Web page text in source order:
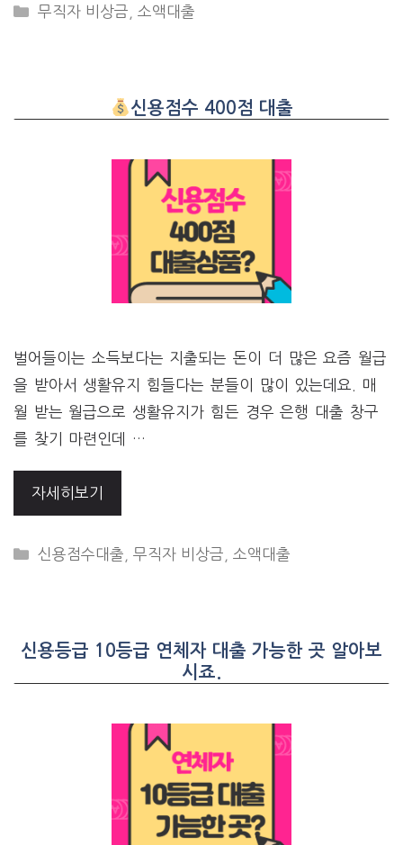
CATEGORIES
무직자 비상금 소액대출
신용점수 400점 대출
벌어들이는 소득보다는 지출되는 돈이 더 많은 요즘 월급
을 받아서 생활유지 힘들다는 분들이 많이 있는데요. 매
월 받는 월급으로 생활유지가 힘든 경우 은행 대출 창구
를 찾기 마련인데 …
자세히보기
CATEGORIES
신용점수대출 ,무직자 비상금 소액대출
신용등급 10등급 연체자 대출 가능한 곳 알아보
시죠.